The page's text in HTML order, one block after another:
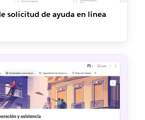
solicitud de ayuda en línea